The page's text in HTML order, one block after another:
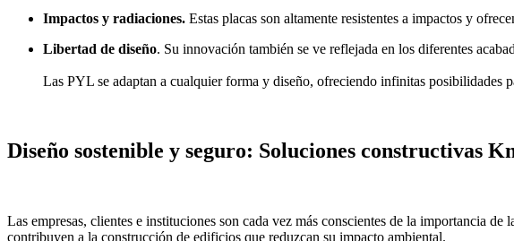
Impactos y radiaciones. Estas placas son altamente resistentes a impactos y
Libertad de diseño. Su innovación también se ve reflejada en los diferentes
Las PYL se adaptan a cualquier forma y diseño, ofreciendo infinitas posibilidades
Diseño sostenible y seguro: Soluciones constructivas
Las empresas, clientes e instituciones son cada vez más conscientes de la importancia de
contribuyen a la construcción de edificios que reduzcan su impacto ambiental.